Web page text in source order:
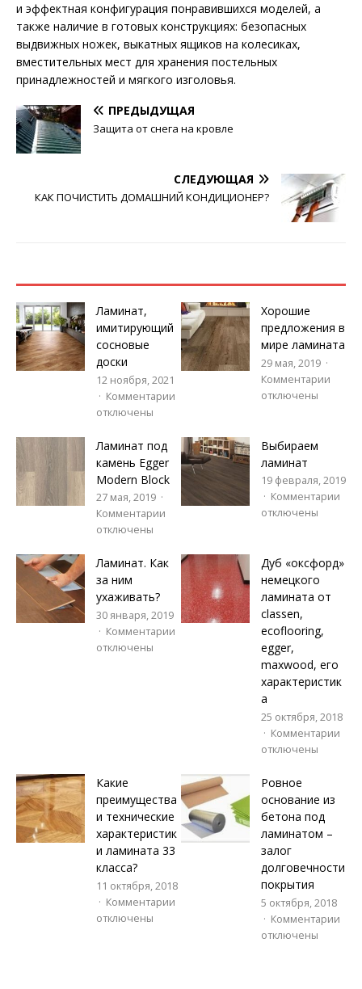
и эффектная конфигурация понравившихся моделей, а
также наличие в готовых конструкциях: безопасных
выдвижных ножек, выкатных ящиков на колесиках,
вместительных мест для хранения постельных
принадлежностей и мягкого изголовья.
ПРЕДЫДУЩАЯ
Защита от снега на кровле
СЛЕДУЮЩАЯ
КАК ПОЧИСТИТЬ ДОМАШНИЙ КОНДИЦИОНЕР?
Ламинат,
имитирующий
сосновые
доски
12 ноября, 2021
Комментарии
отключены
Хорошие
предложения в
мире ламината
29 мая, 2019
Комментарии
отключены
Ламинат под
камень Egger
Modern Block
27 мая, 2019
Комментарии
отключены
Выбираем
ламинат
19 февраля, 2019
Комментарии
отключены
Ламинат. Как
за ним
ухаживать?
30 января, 2019
Комментарии
отключены
Дуб «оксфорд»
немецкого
ламината от
classen,
ecoflooring,
egger,
maxwood, его
характеристик
а
25 октября, 2018
Комментарии
отключены
Какие
преимущества
и технические
характеристик
и ламината 33
класса?
11 октября, 2018
Комментарии
отключены
Ровное
основание из
бетона под
ламинатом –
залог
долговечности
покрытия
5 октября, 2018
Комментарии
отключены